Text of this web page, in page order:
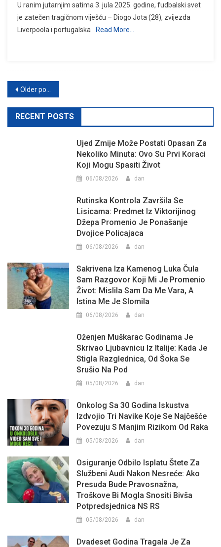
U ranim jutarnjim satima 3. jula 2025. godine, fudbalski svet
je zatečen tragičnom viješću – Diogo Jota (28), zvijezda
Liverpoola i portugalska
Read More…
Posts
navigation
Older posts
RECENT POSTS
Ujed Zmije Može Postati Opasan Za
Nekoliko Minuta: Ovo Su Prvi Koraci
Koji Mogu Spasiti Život
06/08/2026 dan
Rutinska Kontrola Završila Se
Lisicama: Predmet Iz Viktorijinog
Džepa Promenio Je Ponašanje
Dvojice Policajaca
06/08/2026 dan
Sakrivena Iza Kamenog Luka Čula
Sam Razgovor Koji Mi Je Promenio
Život: Mislila Sam Da Me Vara, A
Istina Me Je Slomila
06/08/2026 dan
Oženjen Muškarac Godinama Je
Skrivao Ljubavnicu Iz Italije: Kada Je
Stigla Razglednica, Od Šoka Se
Srušio Na Pod
05/08/2026 dan
Onkolog Sa 30 Godina Iskustva
Izdvojio Tri Navike Koje Se Najčešće
Povezuju S Manjim Rizikom Od Raka
05/08/2026 dan
Osiguranje Odbilo Isplatu Štete Za
Službeni Audi Nakon Nesreće: Ako
Presuda Bude Pravosnažna,
Troškove Bi Mogla Snositi Bivša
Potpredsjednica NS RS
05/08/2026 dan
Dvadeset Godina Tragala Je Za